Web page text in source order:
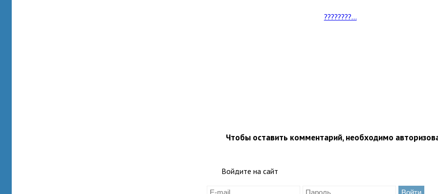
????????...
Чтобы оставить комментарий, необходимо
Войдите на сайт